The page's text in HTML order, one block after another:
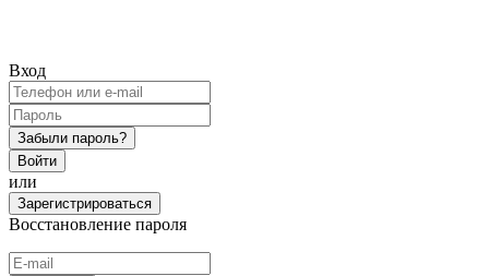
Вход
Забыли пароль?
Войти
или
Зарегистрироваться
Восстановление пароля